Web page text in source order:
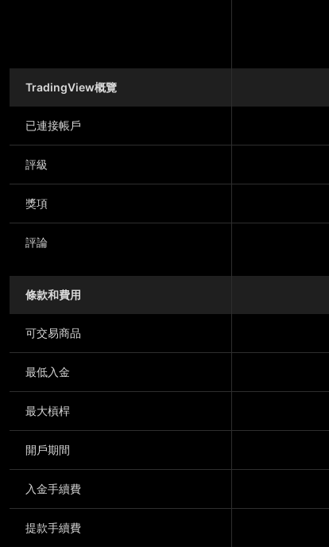
TradingView概覽
已連接帳戶
評級
獎項
評論
條款和費用
可交易商品
最低入金
最大槓桿
開戶期間
入金手續費
提款手續費